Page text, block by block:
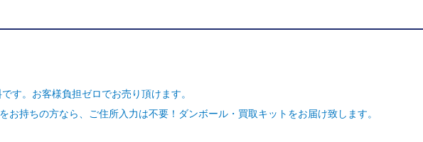
す。お客様負担ゼロでお売り頂けます。
お持ちの方なら、ご住所入力は不要！ダンボール・買取キットをお届け致します。